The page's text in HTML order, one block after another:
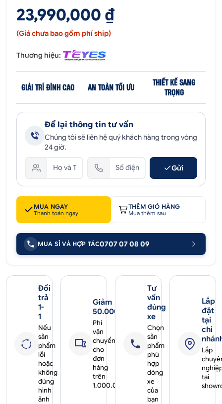
23,990,000 ₫
(Giá chưa bao gồm phí ship)
Thương hiệu:
GIẢI TRÍ ĐỈNH CAO AN TOÀN TỐI ƯU
THIẾT KẾ SANG
TRỌNG
Để lại thông tin tư vấn
Chúng tôi sẽ liên hệ quý khách hàng trong vòng
24 giờ.
Gửi
MUA NGAY
Thanh toán ngay
THÊM GIỎ HÀNG
Mua thêm sau
MUA SỈ VÀ HỢP TÁC0707 07 08 09
Đổi
trả
1-
1
Nếu
sản
phẩm
lỗi
hoặc
không
đúng
hình
ảnh
Giảm
50.000₫
Phí
vận
chuyển
cho
đơn
hàng
trên
1.000.000₫
Tư
vấn
đúng
xe
Chọn
sản
phẩm
phù
hợp
dòng
xe
của
bạn
Lắp
đặt
tại
chi
Lắp
tại